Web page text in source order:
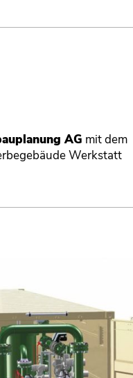
AG mit dem
Werkstatt